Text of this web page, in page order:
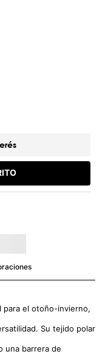
para el otoño-invierno,
Su tejido polar
una barrera de